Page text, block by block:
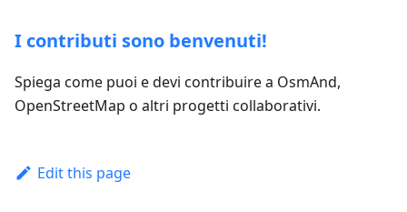
I contributi sono benvenuti!
Spiega come puoi e devi contribuire a OsmAnd,
OpenStreetMap o altri progetti collaborativi.
Edit this page